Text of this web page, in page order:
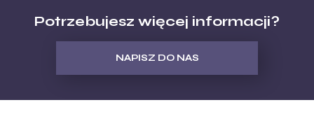
Potrzebujesz więcej informacji?
NAPISZ DO NAS